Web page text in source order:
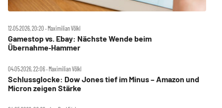
12.05.2026, 20:20 ‧ Maximilian Völkl
Gamestop vs. Ebay: Nächste Wende beim
Übernahme‑Hammer
04.05.2026, 22:06 ‧ Maximilian Völkl
Schlussglocke: Dow Jones tief im Minus – Amazon und
Micron zeigen Stärke